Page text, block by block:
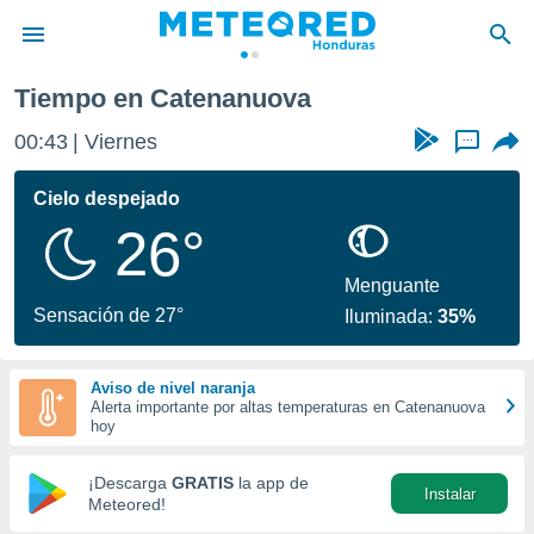
de
ha sido
calidad.
a este
las
y
forma
digital
basada
Tiempo en Catenanuova
00:43 Viernes ...
Cielo despejado
26°
Sensación de 27°
Menguante
Iluminada:35%
Aviso de nivel naranja
Alerta importante por altas temperaturas en Catenanuova
hoy
¡Descarga GRATIS la app de
Meteored!
Instalar